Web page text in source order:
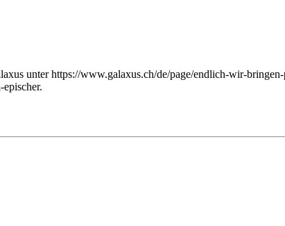
unter https://www.galaxus.ch/de/page/endlich-wir-